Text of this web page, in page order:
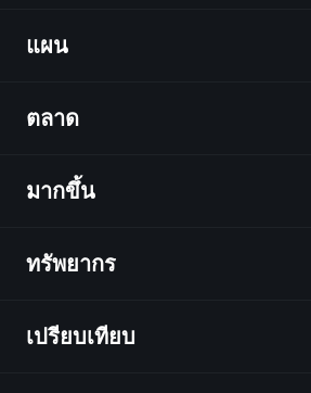
ค้นพบ
ศูนย์กลางการเรียนรู้
เดสก์ท็อป
แผน
ตลาด
ภาพรวม
ดัชนี
มากขึ้น
เป็นพันธมิตร
ทรัพยากร
ศูนย์ช่วยเหลือ
เปรียบเทียบ